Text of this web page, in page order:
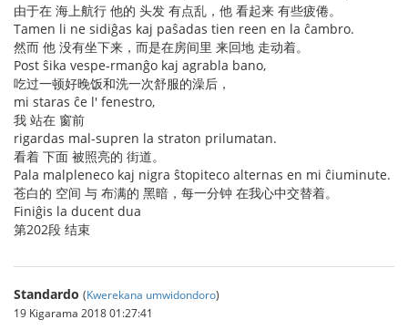
由于在 海上航行 他的 头发 有点乱，他 看起来 有些疲倦。
Tamen li ne sidiĝas kaj paŝadas tien reen en la ĉambro.
然而 他 没有坐下来，而是在房间里 来回地 走动着。
Post ŝika vespe-rmanĝo kaj agrabla bano,
吃过一顿好晚饭和洗一次舒服的澡后，
mi staras ĉe l' fenestro,
我 站在 窗前
rigardas mal-supren la straton prilumatan.
看着 下面 被照亮的 街道。
Pala malpleneco kaj nigra ŝtopiteco alternas en mi ĉiuminute.
苍白的 空间 与 布满的 黑暗，每一分钟 在我心中交替着。
Finiĝis la ducent dua
第202段 结束
Standardo (Kwerekana umwidondoro)
19 Kigarama 2018 01:27:41